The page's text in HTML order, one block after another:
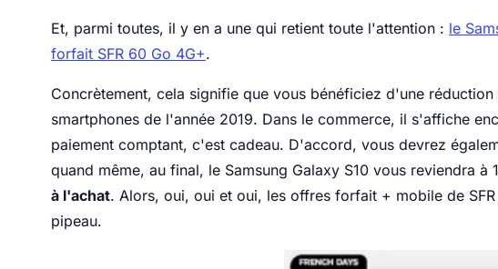
Et, parmi toutes, il y en a une qui retient toute l'attention : le
forfait SFR 60 Go 4G+.
Concrètement, cela signifie que vous bénéficiez d'une
smartphones de l'année 2019. Dans le commerce, il s'affiche
paiement comptant, c'est cadeau. D'accord, vous devrez
quand même, au final, le Samsung Galaxy S10 vous reviendra
à l'achat. Alors, oui, oui et oui, les offres forfait + mobile de
pipeau.